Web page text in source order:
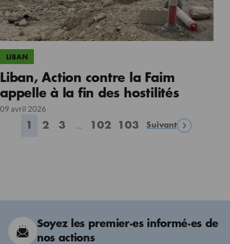
LIBAN
Liban, Action contre la Faim
appelle à la fin des hostilités
09 avril 2026
1 2 3 … 102 103 Suivant
Soyez les premier·es informé·es de
nos actions